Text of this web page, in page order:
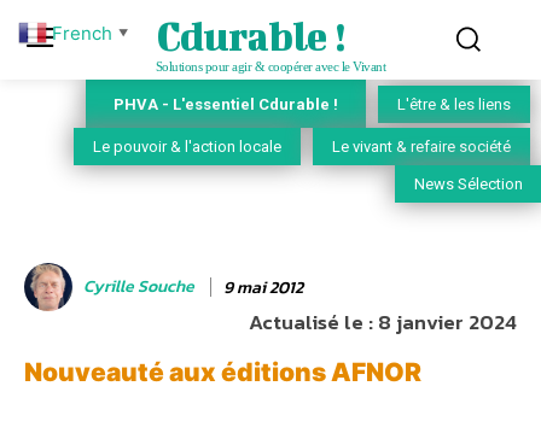
Cdurable !
Solutions pour agir & coopérer avec le Vivant
PHVA - L'essentiel Cdurable ! L'être & les liens
Le pouvoir & l'action locale Le vivant & refaire société
News Sélection
Cyrille Souche 9 mai 2012
Actualisé le :8 janvier 2024
Nouveauté aux éditions AFNOR
French ▼